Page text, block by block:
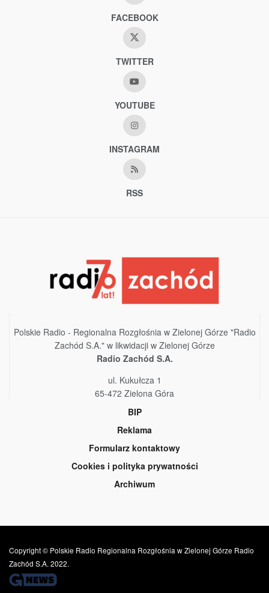
FACEBOOK
TWITTER
YOUTUBE
INSTAGRAM
RSS
Polskie Radio - Regionalna Rozgłośnia w Zielonej Górze "Radio
Zachód S.A." w likwidacji w Zielonej Górze
Radio Zachód S.A.
ul. Kukułcza 1
65-472 Zielona Góra
BIP
Reklama
Formularz kontaktowy
Cookies i polityka prywatności
Archiwum
Copyright © Polskie Radio Regionalna Rozgłośnia w Zielonej Górze Radio
Zachód S.A. 2022.